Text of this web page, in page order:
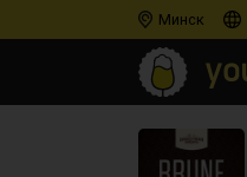
Минск